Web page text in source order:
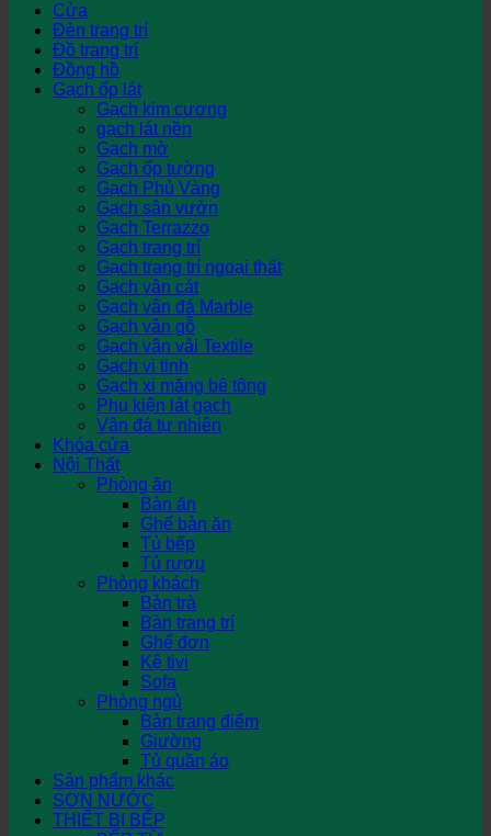
Cửa
Đèn trang trí
Đồ trang trí
Đồng hồ
Gạch ốp lát
Gạch kim cương
gạch lát nền
Gạch mờ
Gạch ốp tường
Gạch Phủ Vàng
Gạch sân vườn
Gạch Terrazzo
Gạch trang trí
Gạch trang trí ngoại thất
Gạch vân cát
Gạch vân đá Marble
Gạch vân gỗ
Gạch vân vải Textile
Gạch vi tinh
Gạch xi măng bê tông
Phụ kiện lát gạch
Vân đá tự nhiên
Khóa cửa
Nội Thất
Phòng ăn
Bàn ăn
Ghế bàn ăn
Tủ bếp
Tủ rượu
Phòng khách
Bàn trà
Bàn trang trí
Ghế đơn
Kệ tivi
Sofa
Phòng ngủ
Bàn trang điểm
Giường
Tủ quần áo
Sản phẩm khác
SƠN NƯỚC
THIẾT BỊ BẾP